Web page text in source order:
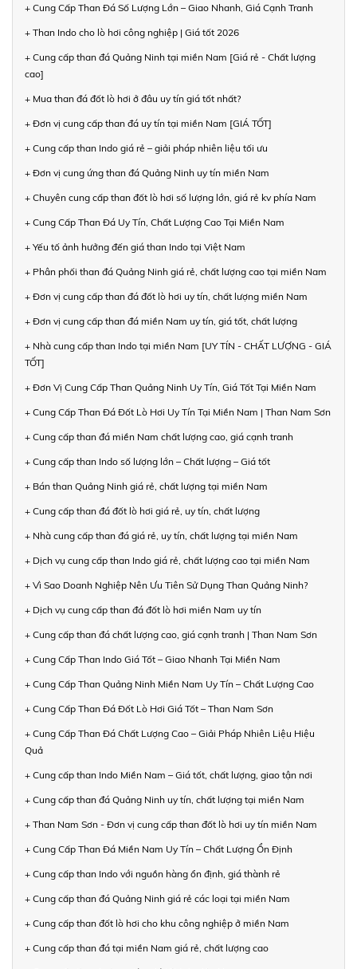
+ Cung Cấp Than Đá Số Lượng Lớn – Giao Nhanh, Giá Cạnh Tranh
+ Than Indo cho lò hơi công nghiệp | Giá tốt 2026
+ Cung cấp than đá Quảng Ninh tại miền Nam [Giá rẻ - Chất lượng
cao]
+ Mua than đá đốt lò hơi ở đâu uy tín giá tốt nhất?
+ Đơn vị cung cấp than đá uy tín tại miền Nam [GIÁ TỐT]
+ Cung cấp than Indo giá rẻ – giải pháp nhiên liệu tối ưu
+ Đơn vị cung ứng than đá Quảng Ninh uy tín miền Nam
+ Chuyên cung cấp than đốt lò hơi số lượng lớn, giá rẻ kv phía Nam
+ Cung Cấp Than Đá Uy Tín, Chất Lượng Cao Tại Miền Nam
+ Yếu tố ảnh hưởng đến giá than Indo tại Việt Nam
+ Phân phối than đá Quảng Ninh giá rẻ, chất lượng cao tại miền Nam
+ Đơn vị cung cấp than đá đốt lò hơi uy tín, chất lượng miền Nam
+ Đơn vị cung cấp than đá miền Nam uy tín, giá tốt, chất lượng
+ Nhà cung cấp than Indo tại miền Nam [UY TÍN - CHẤT LƯỢNG - GIÁ
TỐT]
+ Đơn Vị Cung Cấp Than Quảng Ninh Uy Tín, Giá Tốt Tại Miền Nam
+ Cung Cấp Than Đá Đốt Lò Hơi Uy Tín Tại Miền Nam | Than Nam Sơn
+ Cung cấp than đá miền Nam chất lượng cao, giá cạnh tranh
+ Cung cấp than Indo số lượng lớn – Chất lượng – Giá tốt
+ Bán than Quảng Ninh giá rẻ, chất lượng tại miền Nam
+ Cung cấp than đá đốt lò hơi giá rẻ, uy tín, chất lượng
+ Nhà cung cấp than đá giá rẻ, uy tín, chất lượng tại miền Nam
+ Dịch vụ cung cấp than Indo giá rẻ, chất lượng cao tại miền Nam
+ Vì Sao Doanh Nghiệp Nên Ưu Tiên Sử Dụng Than Quảng Ninh?
+ Dịch vụ cung cấp than đá đốt lò hơi miền Nam uy tín
+ Cung cấp than đá chất lượng cao, giá cạnh tranh | Than Nam Sơn
+ Cung Cấp Than Indo Giá Tốt – Giao Nhanh Tại Miền Nam
+ Cung Cấp Than Quảng Ninh Miền Nam Uy Tín – Chất Lượng Cao
+ Cung Cấp Than Đá Đốt Lò Hơi Giá Tốt – Than Nam Sơn
+ Cung Cấp Than Đá Chất Lượng Cao – Giải Pháp Nhiên Liệu Hiệu
Quả
+ Cung cấp than Indo Miền Nam – Giá tốt, chất lượng, giao tận nơi
+ Cung cấp than đá Quảng Ninh uy tín, chất lượng tại miền Nam
+ Than Nam Sơn - Đơn vị cung cấp than đốt lò hơi uy tín miền Nam
+ Cung Cấp Than Đá Miền Nam Uy Tín – Chất Lượng Ổn Định
+ Cung cấp than Indo với nguồn hàng ổn định, giá thành rẻ
+ Cung cấp than đá Quảng Ninh giá rẻ các loại tại miền Nam
+ Cung cấp than đốt lò hơi cho khu công nghiệp ở miền Nam
+ Cung cấp than đá tại miền Nam giá rẻ, chất lượng cao